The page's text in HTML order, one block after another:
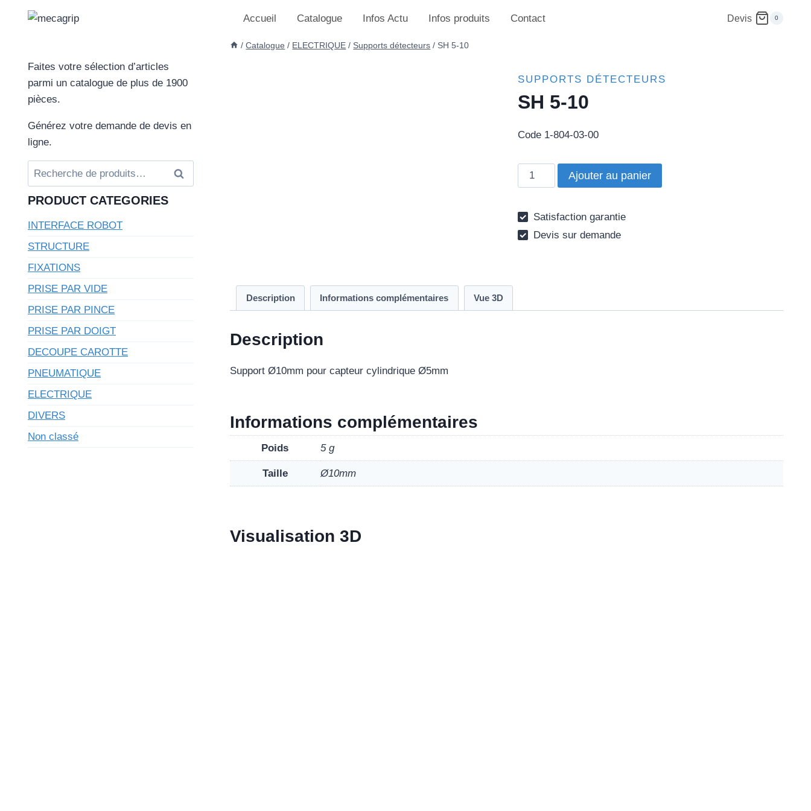
Accueil Catalogue Infos Actu Infos produits Contact Devis 0
/ Catalogue / ELECTRIQUE / Supports détecteurs / SH 5-10
SUPPORTS DÉTECTEURS
SH 5-10
Code 1-804-03-00
quantité
de
5-
10
Ajouter au panier
Satisfaction garantie
Devis sur demande
Description Informations complémentaires Vue 3D
Description
Support Ø10mm pour capteur cylindrique Ø5mm
Informations complémentaires
Poids 5 g
Taille Ø10mm
Visualisation 3D
Faites votre sélection d’articles
parmi un catalogue de plus de 1900
pièces.
Générez votre demande de devis en
ligne.
Recherche
pour :
Recherche
PRODUCT CATEGORIES
INTERFACE ROBOT
STRUCTURE
FIXATIONS
PRISE PAR VIDE
PRISE PAR PINCE
PRISE PAR DOIGT
DECOUPE CAROTTE
PNEUMATIQUE
ELECTRIQUE
DIVERS
Non classé